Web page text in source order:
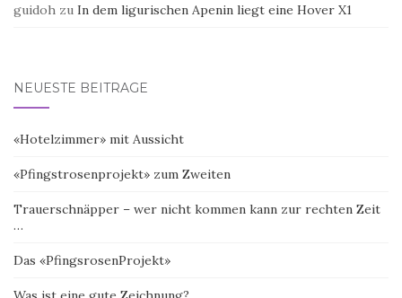
guidoh zu In dem ligurischen Apenin liegt eine Hover X1
NEUESTE BEITRÄGE
«Hotelzimmer» mit Aussicht
«Pfingstrosenprojekt» zum Zweiten
Trauerschnäpper – wer nicht kommen kann zur rechten Zeit
…
Das «PfingsrosenProjekt»